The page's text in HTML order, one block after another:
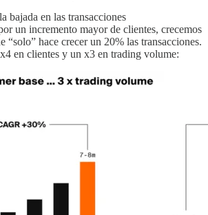
bajada en las transacciones
un incremento mayor de clientes, crecemos
“solo” hace crecer un 20% las transacciones.
en clientes y un x3 en trading volume: